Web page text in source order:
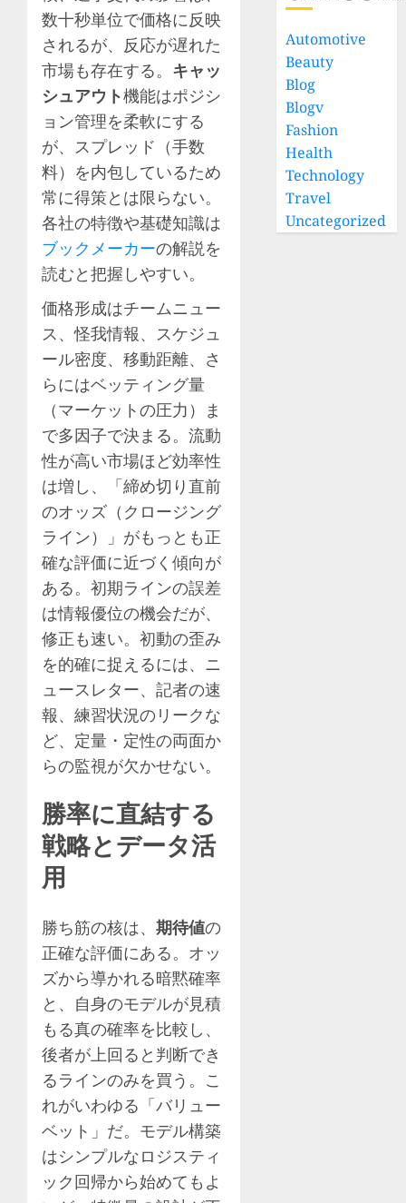
数十秒単位で価格に反映
されるが、反応が遅れた
市場も存在する。 キャッ
シュアウト機能はポジシ
ョン管理を柔軟にする
が、スプレッド（手数
料）を内包しているため
常に得策とは限らない。
各社の特徴や基礎知識は
ブックメーカーの解説を
読むと把握しやすい。
価格形成はチームニュー
ス、怪我情報、スケジュ
ール密度、移動距離、さ
らにはベッティング量
（マーケットの圧力）ま
で多因子で決まる。流動
性が高い市場ほど効率性
は増し、「締め切り直前
のオッズ（クロージング
ライン）」がもっとも正
確な評価に近づく傾向が
ある。初期ラインの誤差
は情報優位の機会だが、
修正も速い。初動の歪み
を的確に捉えるには、ニ
ュースレター、記者の速
報、練習状況のリークな
ど、定量・定性の両面か
らの監視が欠かせない。
勝率に直結する
戦略とデータ活
用
勝ち筋の核は、 期待値の
正確な評価にある。オッ
ズから導かれる暗黙確率
と、自身のモデルが見積
もる真の確率を比較し、
後者が上回ると判断でき
るラインのみを買う。こ
れがいわゆる「バリュー
ベット」だ。モデル構築
はシンプルなロジスティ
ック回帰から始めてもよ
Automotive
Beauty
Blog
Blogv
Fashion
Health
Technology
Travel
Uncategorized